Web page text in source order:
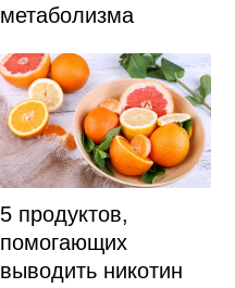
метаболизма
5 продуктов,
помогающих
выводить никотин